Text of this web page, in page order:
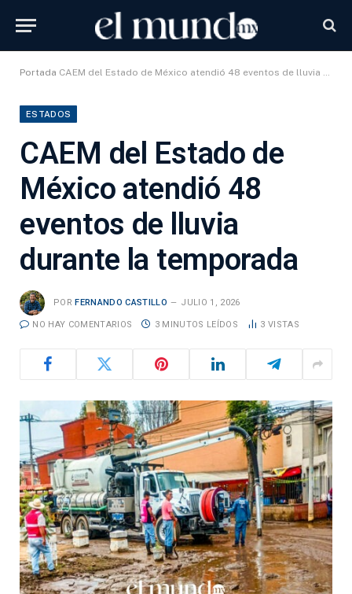
Portada CAEM del Estado de México atendió 48 eventos de lluvia durante la temporada
ESTADOS
CAEM del Estado de
México atendió 48
eventos de lluvia
durante la temporada
POR FERNANDO CASTILLO JULIO 1, 2026
NO HAY COMENTARIOS 3 MINUTOS LEÍDOS 3 VISTAS